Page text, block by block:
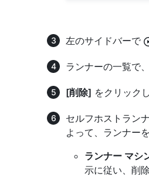
左のサイドバーで
ランナーの一覧で
[削除] をクリック
セルフホストラン
よって、ランナー
ランナー マシ
示に従い、削